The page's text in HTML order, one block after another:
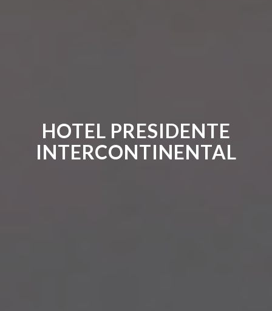
HOTEL PRESIDENTE
INTERCONTINENTAL